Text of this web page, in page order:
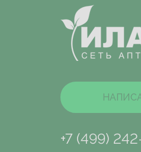
+7 (499)